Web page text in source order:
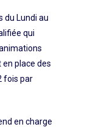
du Lundi au
qui
place des
fois par
en charge